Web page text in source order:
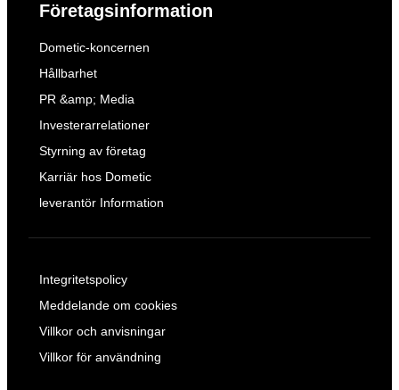
Företagsinformation
Dometic-koncernen
Hållbarhet
PR &amp; Media
Investerarrelationer
Styrning av företag
Karriär hos Dometic
leverantör Information
Integritetspolicy
Meddelande om cookies
Villkor och anvisningar
Villkor för användning